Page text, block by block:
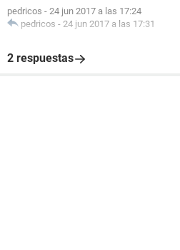
pedricos - 24 jun 2017 a las 17:24
pedricos - 24 jun 2017 a las 17:31
2 respuestas